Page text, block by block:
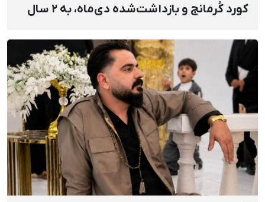
کورد کُرمانج و بازداشت‌شده دی‌ماه، به ۲ سال